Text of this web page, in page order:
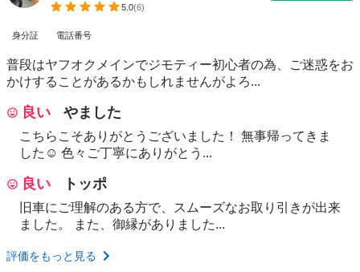
5.0(6)
身分証 電話番号
普段はヤフオクメインでジモティー初心者の為、ご迷惑をお
かけすることがあるかもしれませんがよろ...
良い やました
こちらこそありがとうございました！ 無事帰ってきま
した☺️ 色々ご丁寧にありがとう...
良い トッポ
旧車にご理解のある方で、スムーズなお取り引きが出来
ました。 また、御縁がありました...
評価をもっと見る